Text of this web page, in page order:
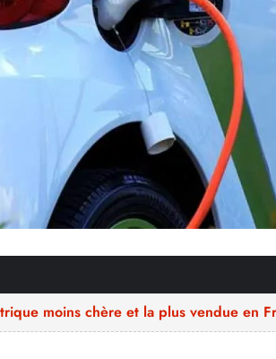
moins chère et la plus vendue en